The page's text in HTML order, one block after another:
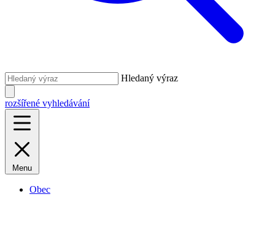
Hledaný výraz
rozšířené vyhledávání
Menu
Obec